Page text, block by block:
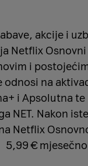
akcije i
Netflix Osnovni
i
odnosi na
i Apsolutna
NET. Nakon
Netflix
5,99 €